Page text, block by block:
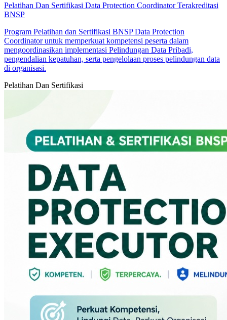
Pelatihan Dan Sertifikasi Data Protection Coordinator Terakreditasi
BNSP
Program Pelatihan dan Sertifikasi BNSP Data Protection
Coordinator untuk memperkuat kompetensi peserta dalam
mengoordinasikan implementasi Pelindungan Data Pribadi,
pengendalian kepatuhan, serta pengelolaan proses pelindungan data
di organisasi.
Pelatihan Dan Sertifikasi